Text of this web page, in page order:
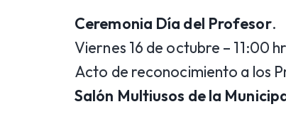
Ceremonia Día del Profesor.
Viernes 16 de octubre – 11:00
Acto de reconocimiento a los
Salón Multiusos de la